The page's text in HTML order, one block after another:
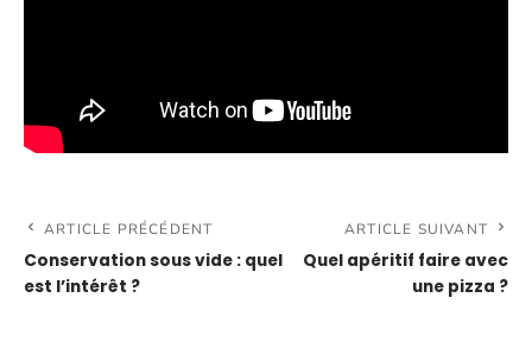
ARTICLE PRÉCÉDENT
Conservation sous vide : quel
est l’intérêt ?
ARTICLE SUIVANT
Quel apéritif faire avec
une pizza ?